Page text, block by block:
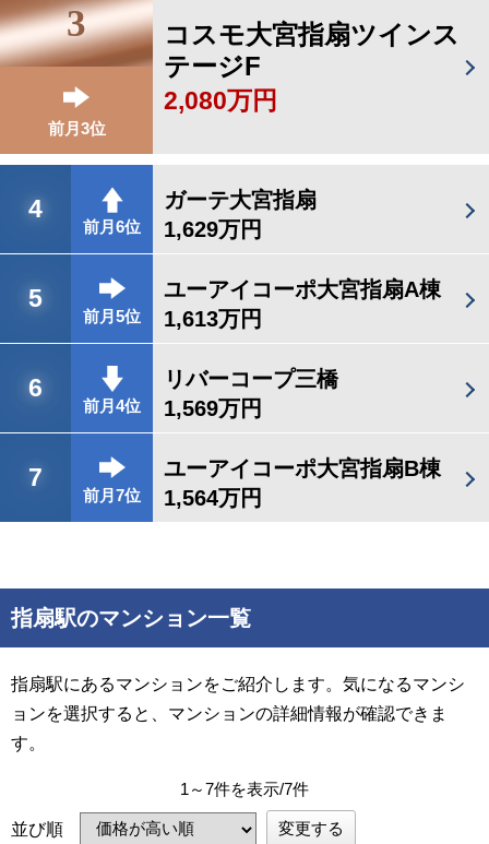
3
前月3位
コスモ大宮指扇ツインス
テージF
2,080万円
4
前月6位
ガーテ大宮指扇
1,629万円
5
前月5位
ユーアイコーポ大宮指扇A棟
1,613万円
6
前月4位
リバーコープ三橋
1,569万円
7
前月7位
ユーアイコーポ大宮指扇B棟
1,564万円
指扇駅のマンション一覧
指扇駅にあるマンションをご紹介します。気になるマンシ
ョンを選択すると、マンションの詳細情報が確認できま
す。
1～7件を表示/7件
並び順 変更する